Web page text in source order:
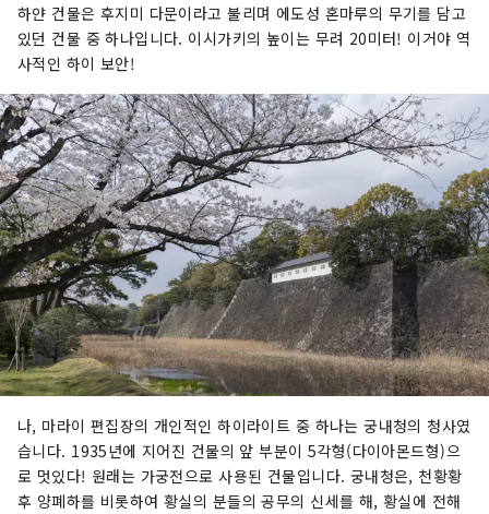
하얀 건물은 후지미 다문이라고 불리며 에도성 혼마루의 무기를 담고
있던 건물 중 하나입니다. 이시가키의 높이는 무려 20미터! 이거야 역
사적인 하이 보안!
나, 마라이 편집장의 개인적인 하이라이트 중 하나는 궁내청의 청사였
습니다. 1935년에 지어진 건물의 앞 부분이 5각형(다이아몬드형)으
로 멋있다! 원래는 가궁전으로 사용된 건물입니다. 궁내청은, 천황황
후 양폐하를 비롯하여 황실의 분들의 공무의 신세를 해, 황실에 전해